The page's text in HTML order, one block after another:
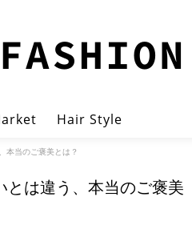
Hair Style
本当のご褒美とは？
とは違う、本当のご褒美